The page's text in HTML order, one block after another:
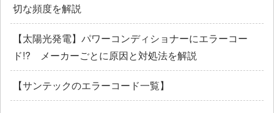
切な頻度を解説
【太陽光発電】パワーコンディショナーにエラーコー
ド!? メーカーごとに原因と対処法を解説
【サンテックのエラーコード一覧】